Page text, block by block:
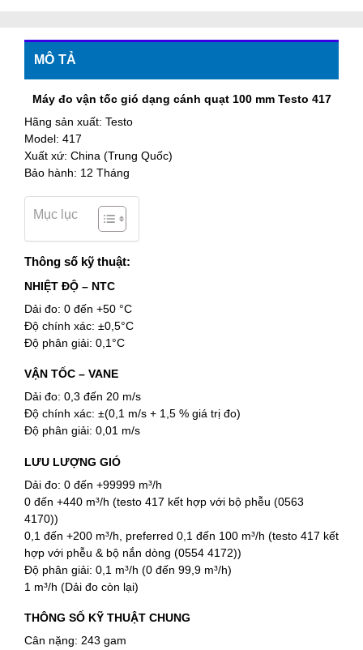
MÔ TẢ
Máy đo vận tốc gió dạng cánh quạt 100 mm Testo 417
Hãng sản xuất: Testo
Model: 417
Xuất xứ: China (Trung Quốc)
Bảo hành: 12 Tháng
Mục lục
Thông số kỹ thuật:
NHIỆT ĐỘ – NTC
Dải đo: 0 đến +50 °C
Độ chính xác: ±0,5°C
Độ phân giải: 0,1°C
VẬN TỐC – VANE
Dải đo: 0,3 đến 20 m/s
Độ chính xác: ±(0,1 m/s + 1,5 % giá trị đo)
Độ phân giải: 0,01 m/s
LƯU LƯỢNG GIÓ
Dải đo: 0 đến +99999 m³/h
0 đến +440 m³/h (testo 417 kết hợp với bộ phễu (0563
4170))
0,1 đến +200 m³/h, preferred 0,1 đến 100 m³/h (testo 417 kết
hợp với phễu & bộ nắn dòng (0554 4172))
Độ phân giải: 0,1 m³/h (0 đến 99,9 m³/h)
1 m³/h (Dải đo còn lại)
THÔNG SỐ KỸ THUẬT CHUNG
Cân nặng: 243 gam